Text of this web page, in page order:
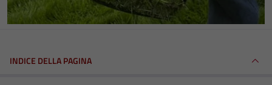
INDICE DELLA PAGINA